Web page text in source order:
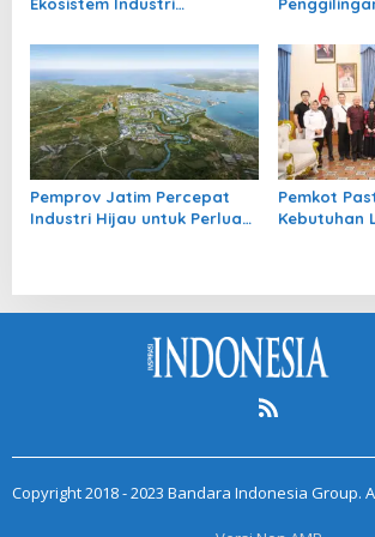
dan Sehat
Pemprov Jatim Percepat
Industri Hijau untuk Perluas
Pemkot
Kebutuhan
Copyright 2018 - 2023 Bandara Indonesia Group.